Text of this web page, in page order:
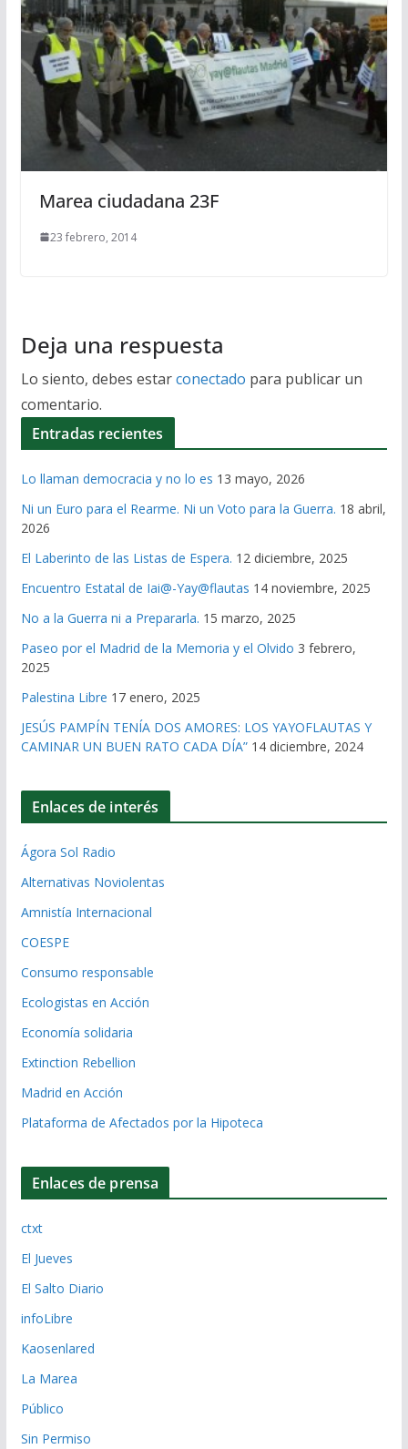
Marea ciudadana 23F
23 febrero, 2014
Deja una respuesta
Lo siento, debes estarconectado para publicar un
comentario.
Entradas recientes
Lo llaman democracia y no lo es 13 mayo, 2026
Ni un Euro para el Rearme. Ni un Voto para la Guerra. 18 abril,
2026
El Laberinto de las Listas de Espera. 12 diciembre, 2025
Encuentro Estatal de Iai@-Yay@flautas 14 noviembre, 2025
No a la Guerra ni a Prepararla. 15 marzo, 2025
Paseo por el Madrid de la Memoria y el Olvido 3 febrero,
2025
Palestina Libre 17 enero, 2025
JESÚS PAMPÍN TENÍA DOS AMORES: LOS YAYOFLAUTAS Y
CAMINAR UN BUEN RATO CADA DÍA” 14 diciembre, 2024
Enlaces de interés
Ágora Sol Radio
Alternativas Noviolentas
Amnistía Internacional
COESPE
Consumo responsable
Ecologistas en Acción
Economía solidaria
Extinction Rebellion
Madrid en Acción
Plataforma de Afectados por la Hipoteca
Enlaces de prensa
ctxt
El Jueves
El Salto Diario
infoLibre
Kaosenlared
La Marea
Público
Sin Permiso